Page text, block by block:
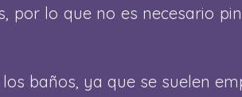
por lo que no es necesario
baños, ya que se suelen